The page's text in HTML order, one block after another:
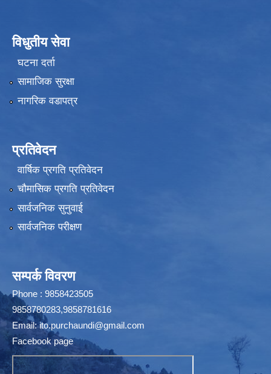
विधुतीय सेवा
घटना दर्ता
सामाजिक सुरक्षा
नागरिक वडापत्र
प्रतिवेदन
वार्षिक प्रगति प्रतिवेदन
चौमासिक प्रगति प्रतिवेदन
सार्वजनिक सुनुवाई
सार्वजनिक परीक्षण
सम्पर्क विवरण
Phone : 9858423505
9858780283,9858781616
Email:ito.purchaundi@gmail.com
Facebook page